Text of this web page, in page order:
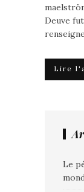
Deuve
Lire
Le